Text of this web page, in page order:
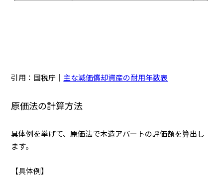
引用：国税庁｜ 主な減価償却資産の耐用年数表
原価法の計算方法
具体例を挙げて、原価法で木造アパートの評価額を算出し
ます。
【具体例】